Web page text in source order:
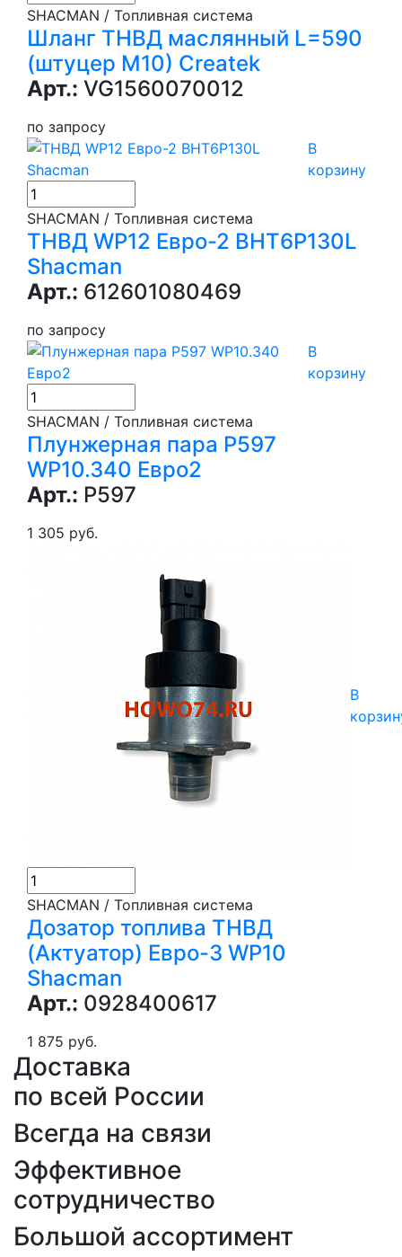
SHACMAN / Топливная система
Шланг ТНВД маслянный L=590
(штуцер М10) Createk
Арт.: VG1560070012
по запросу
В
корзину
SHACMAN / Топливная система
ТНВД WP12 Евро-2 BHT6P130L
Shacman
Арт.: 612601080469
по запросу
В
корзину
SHACMAN / Топливная система
Плунжерная пара Р597
WP10.340 Eвро2
Арт.: P597
1 305 руб.
В
SHACMAN / Топливная система
Дозатор топлива ТНВД
(Актуатор) Евро-3 WP10
Shacman
Арт.: 0928400617
1 875 руб.
Доставка
по всей России
Всегда на связи
Эффективное
сотрудничество
Большой ассортимент